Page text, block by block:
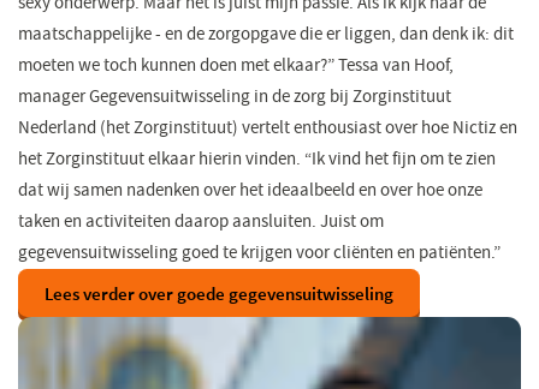
maatschappelijke - en de zorgopgave die er liggen, dan denk ik: dit
moeten we toch kunnen doen met elkaar?” Tessa van Hoof,
manager Gegevensuitwisseling in de zorg bij Zorginstituut
Nederland (het Zorginstituut) vertelt enthousiast over hoe Nictiz en
het Zorginstituut elkaar hierin vinden. “Ik vind het fijn om te zien
dat wij samen nadenken over het ideaalbeeld en over hoe onze
taken en activiteiten daarop aansluiten. Juist om
gegevensuitwisseling goed te krijgen voor cliënten en patiënten.”
Lees verder over goede gegevensuitwisseling